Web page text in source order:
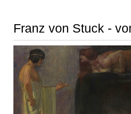
Franz von Stuck -